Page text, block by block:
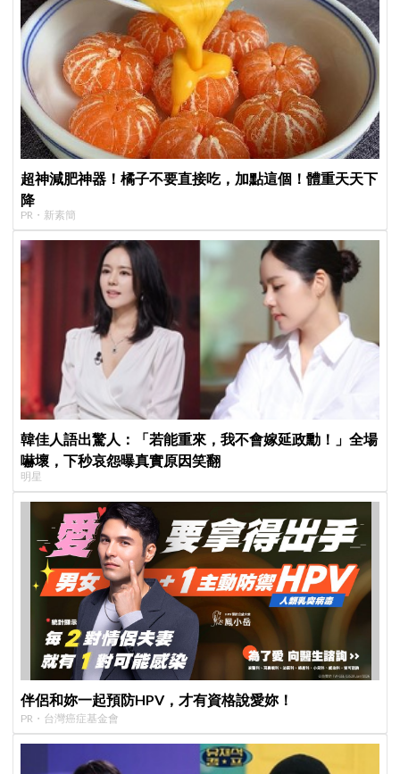
超神減肥神器！橘子不要直接吃，加點這個！體重天天下
降
PR・新素簡
韓佳人語出驚人：「若能重來，我不會嫁延政勳！」全場
嚇壞，下秒哀怨曝真實原因笑翻
明星
伴侶和妳一起預防HPV，才有資格說愛妳！
PR・台灣癌症基金會